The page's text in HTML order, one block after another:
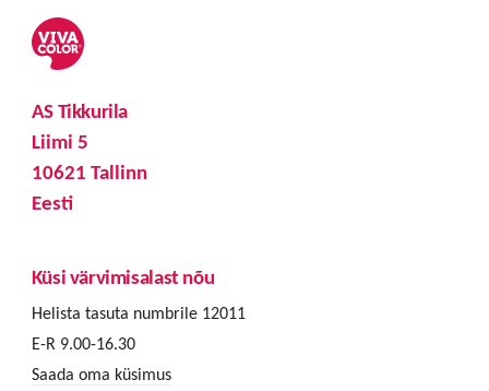
AS Tikkurila
Liimi 5
10621 Tallinn
Eesti
Küsi värvimisalast nõu
Helista tasuta numbrile 12011
E-R 9.00-16.30
Saada oma küsimus